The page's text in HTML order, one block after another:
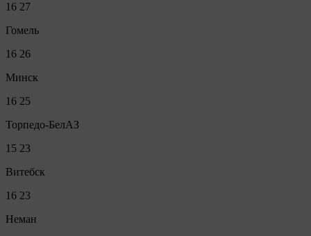
16 27
Гомель
16 26
Минск
16 25
Торпедо-БелАЗ
15 23
Витебск
16 23
Неман